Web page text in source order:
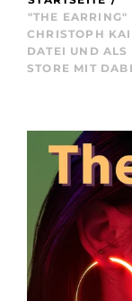
"THE EARRING"
CHRISTOPH
DATEI UND
STORE MIT